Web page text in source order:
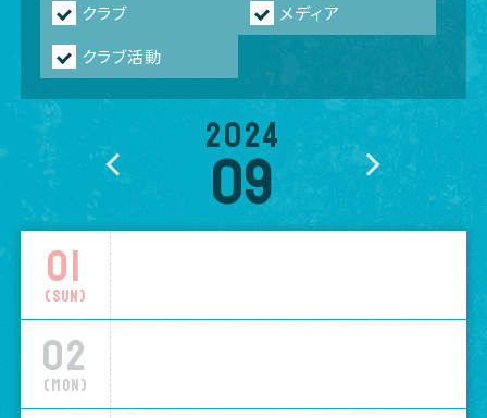
クラブ
メディア
クラブ活動
2024
09
01
(Sun)
02
(Mon)